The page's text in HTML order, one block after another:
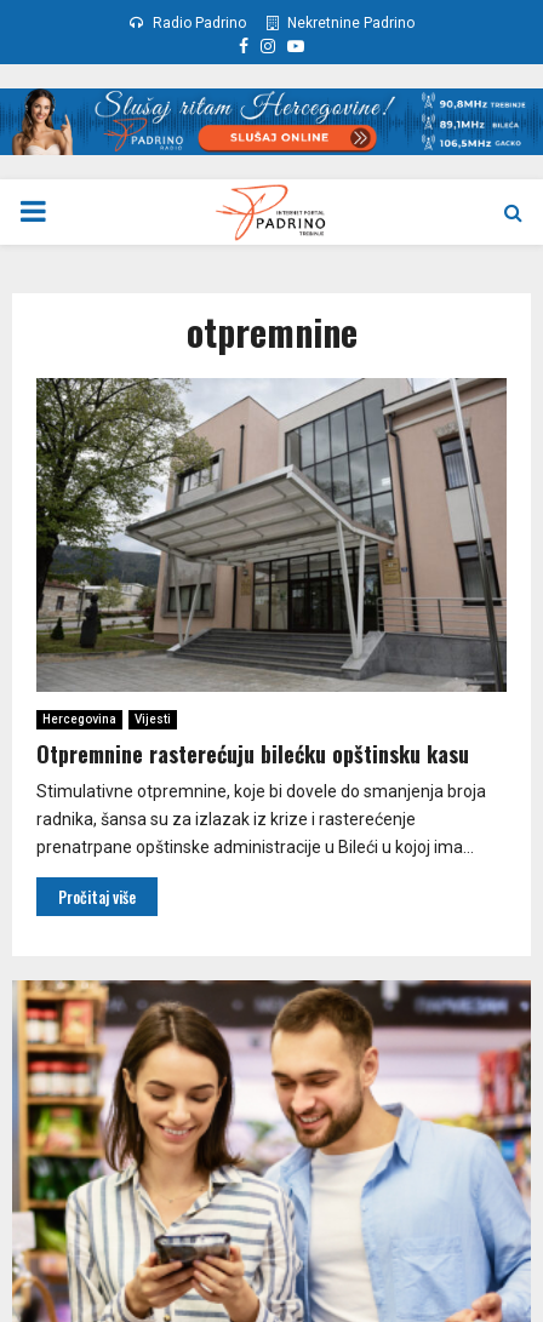
Radio Padrino Nekretnine Padrino
Facebook
Instagram
Youtube
PRIMARY
otpremnine
Hercegovina Vijesti
Otpremnine rasterećuju bilećku opštinsku kasu
Stimulativne otpremnine, koje bi dovele do smanjenja broja
radnika, šansa su za izlazak iz krize i rasterećenje
prenatrpane opštinske administracije u Bileći u kojoj ima...
Pročitaj više